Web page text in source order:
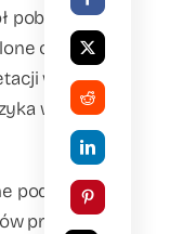
pobrania
okno
w
wyniku
podejście
przez